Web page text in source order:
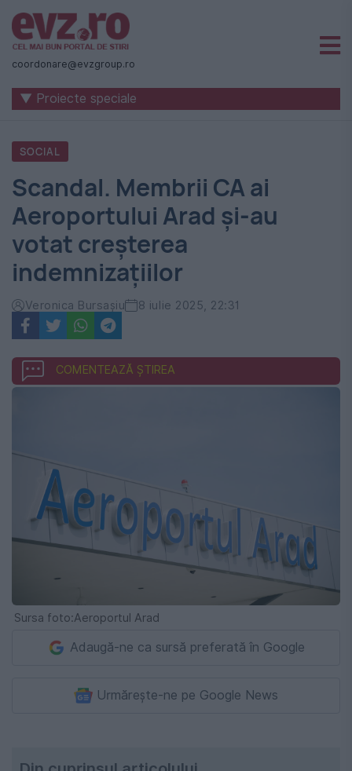
Știri
naționale
internaționale
România
-
Evenimentul
Zilei
coordonare@evzgroup.ro
▼ Proiecte speciale
SOCIAL
Scandal. Membrii CA ai
Aeroportului Arad și-au
votat creșterea
indemnizațiilor
Veronica Bursașiu 8 iulie 2025, 22:31
COMENTEAZĂ ȘTIREA
Sursa foto:Aeroportul Arad
Adaugă-ne ca sursă preferată în Google
Urmărește-ne pe Google News